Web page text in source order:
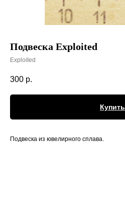
Подвеска Exploited
Exploited
300 р.
Купить
Подвеска из ювелирного сплава.